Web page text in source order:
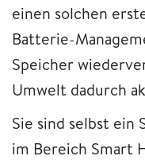
einen solchen
Batterie-
Speicher
Umwelt dadurch
Sie sind selbst
im Bereich Smart